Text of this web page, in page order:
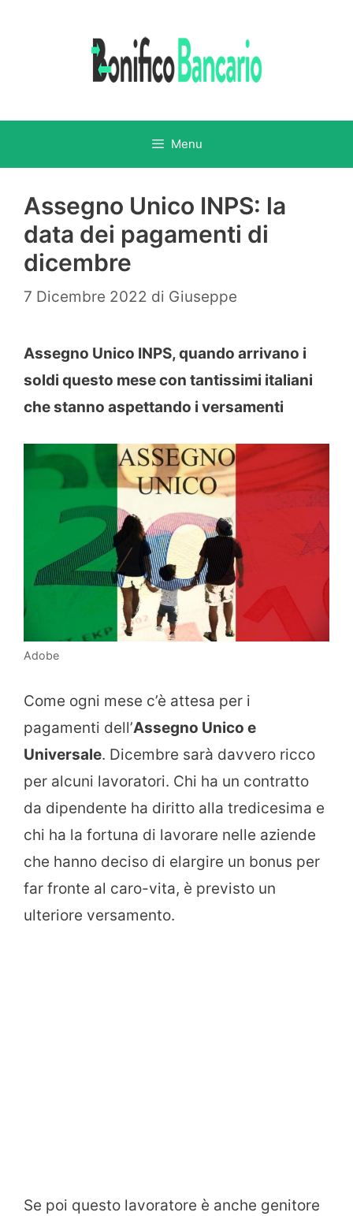
Menu
Assegno Unico INPS: la
data dei pagamenti di
dicembre
7 Dicembre 2022 di Giuseppe
Assegno Unico INPS, quando arrivano i
soldi questo mese con tantissimi italiani
che stanno aspettando i versamenti
Adobe
Come ogni mese c’è attesa per i
pagamenti dell’Assegno Unico e
Universale. Dicembre sarà davvero ricco
per alcuni lavoratori. Chi ha un contratto
da dipendente ha diritto alla tredicesima e
chi ha la fortuna di lavorare nelle aziende
che hanno deciso di elargire un bonus per
far fronte al caro-vita, è previsto un
ulteriore versamento.
Se poi questo lavoratore è anche genitore